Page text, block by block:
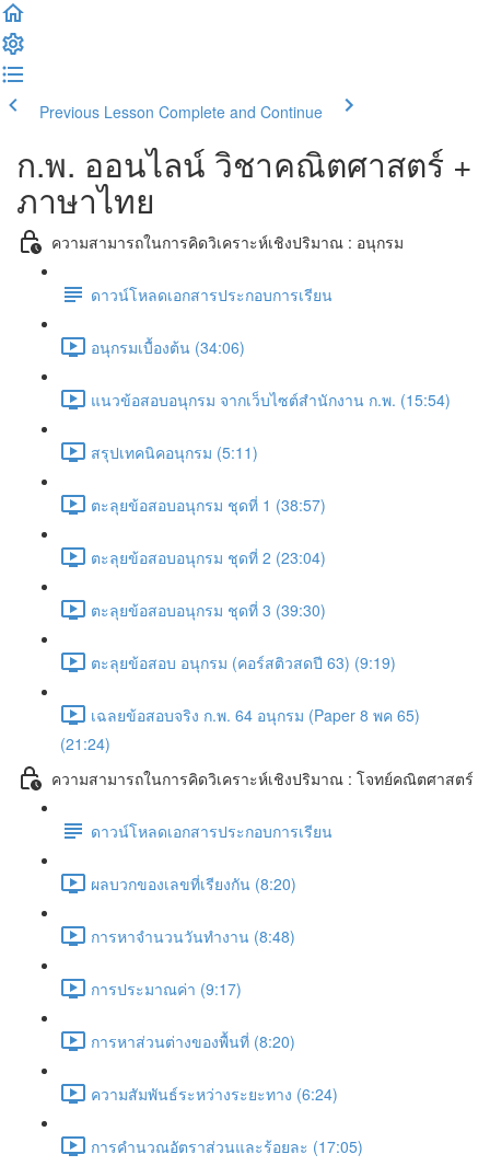
Previous Lesson Complete and Continue
ก.พ. ออนไลน์ วิชาคณิตศาสตร์ +
ภาษาไทย
ความสามารถในการคิดวิเคราะห์เชิงปริมาณ : อนุกรม
ดาวน์โหลดเอกสารประกอบการเรียน
อนุกรมเบื้องต้น (34:06)
แนวข้อสอบอนุกรม จากเว็บไซต์สำนักงาน ก.พ. (15:54)
สรุปเทคนิคอนุกรม (5:11)
ตะลุยข้อสอบอนุกรม ชุดที่ 1 (38:57)
ตะลุยข้อสอบอนุกรม ชุดที่ 2 (23:04)
ตะลุยข้อสอบอนุกรม ชุดที่ 3 (39:30)
ตะลุยข้อสอบ อนุกรม (คอร์สติวสดปี 63) (9:19)
เฉลยข้อสอบจริง ก.พ. 64 อนุกรม (Paper 8 พค 65)
(21:24)
ความสามารถในการคิดวิเคราะห์เชิงปริมาณ : โจทย์คณิตศาสตร์
ดาวน์โหลดเอกสารประกอบการเรียน
ผลบวกของเลขที่เรียงกัน (8:20)
การหาจำนวนวันทำงาน (8:48)
การประมาณค่า (9:17)
การหาส่วนต่างของพื้นที่ (8:20)
ความสัมพันธ์ระหว่างระยะทาง (6:24)
การคำนวณอัตราส่วนและร้อยละ (17:05)